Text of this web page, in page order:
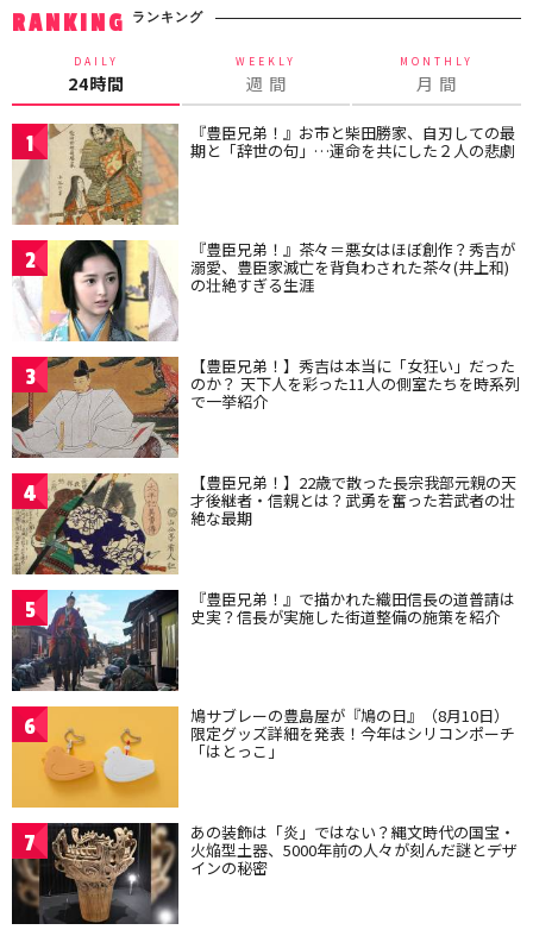
RANKING ランキング
DAILY
24時間
WEEKLY
週 間
MONTHLY
月 間
1 『豊臣兄弟！』お市と柴田勝家、自刃しての最
期と「辞世の句」…運命を共にした２人の悲劇
2 『豊臣兄弟！』茶々＝悪女はほぼ創作？秀吉が
溺愛、豊臣家滅亡を背負わされた茶々(井上和)
の壮絶すぎる生涯
3 【豊臣兄弟！】秀吉は本当に「女狂い」だった
のか？ 天下人を彩った11人の側室たちを時系列
で一挙紹介
4 【豊臣兄弟！】22歳で散った長宗我部元親の天
才後継者・信親とは？武勇を奮った若武者の壮
絶な最期
5 『豊臣兄弟！』で描かれた織田信長の道普請は
史実？信長が実施した街道整備の施策を紹介
6 鳩サブレーの豊島屋が『鳩の日』（8月10日）
限定グッズ詳細を発表！今年はシリコンポーチ
「はとっこ」
7 あの装飾は「炎」ではない？縄文時代の国宝・
火焔型土器、5000年前の人々が刻んだ謎とデザ
インの秘密